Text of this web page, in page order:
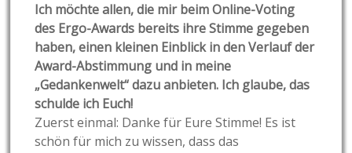
Ich möchte allen, die mir beim Online-Voting
des Ergo-Awards bereits ihre Stimme gegeben
haben, einen kleinen Einblick in den Verlauf der
Award-Abstimmung und in meine
„Gedankenwelt“ dazu anbieten. Ich glaube, das
schulde ich Euch!
Zuerst einmal: Danke für Eure Stimme! Es ist
schön für mich zu wissen, dass das